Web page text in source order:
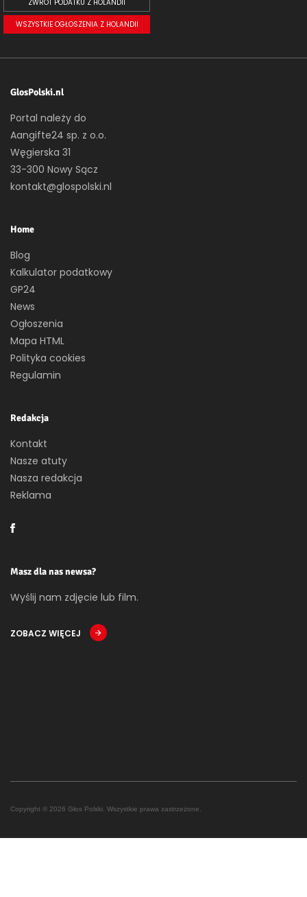
ZWROT PODATKU Z HOLANDII
WSZYSTKIE OGŁOSZENIA Z HOLANDII
GlosPolski.nl
Portal należy do
Aangifte24 sp. z o.o.
Węgierska 31
33-300 Nowy Sącz
kontakt@glospolski.nl
Home
Blog
Kalkulator podatkowy
GP24
News
Ogłoszenia
Mapa HTML
Polityka cookies
Regulamin
Redakcja
Kontakt
Nasze atuty
Nasza redakcja
Reklama
Masz dla nas newsa?
Wyślij nam zdjęcie lub film.
ZOBACZ WIĘCEJ
Copyright © 2026 Głos Polski. Wszystkie prawa zastrzeżone.